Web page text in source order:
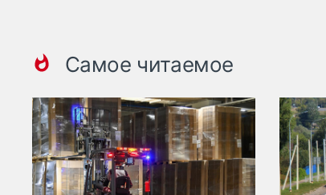
Самое читаемое